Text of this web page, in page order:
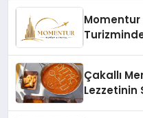
Momentur
Çakallı
Lezzetinin